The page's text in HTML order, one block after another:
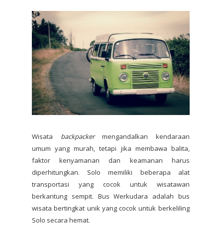
Wisata backpackermengandalkan kendaraan
umum yang murah, tetapi jika membawa balita,
faktor kenyamanan dan keamanan harus
diperhitungkan. Solo memiliki beberapa alat
transportasi yang cocok untuk wisatawan
berkantung sempit. Bus Werkudara adalah bus
wisata bertingkat unik yang cocok untuk berkeliling
Solo secara hemat.